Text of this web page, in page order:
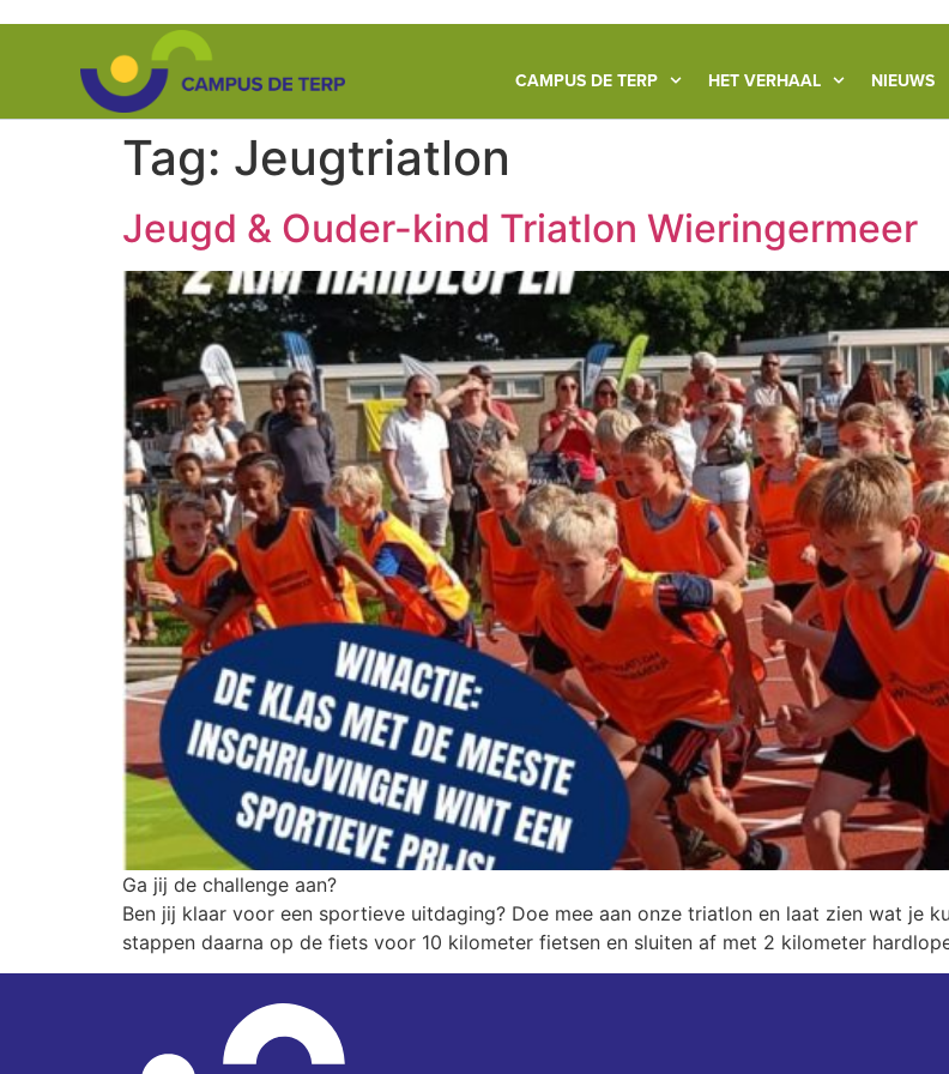
CAMPUS DE TERP
HET VERHAAL NIEUWS
Tag: Jeugtriatlon
Jeugd & Ouder-kind Triatlon Wieringermeer
Ga jij de challenge aan?
Ben jij klaar voor een sportieve uitdaging? Doe mee aan onze triatlon en laat zien wat je
stappen daarna op de fiets voor 10 kilometer fietsen en sluiten af met 2 kilometer